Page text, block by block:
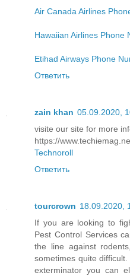
Air Canada Airlines
Hawaiian Airlines Phone
Etihad Airways Phone
Ответить
zain khan 05.09.2020,
visite our site for more
https://
Technoroll
Ответить
tourcrown 18.09.2020,
If you are looking to
Pest Control Services
the line against
sometimes quite
exterminator you can